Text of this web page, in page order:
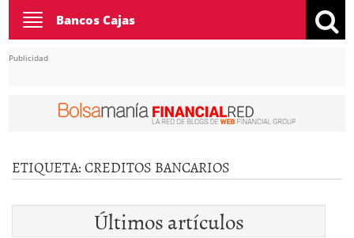
Toggle
navigation
Bancos Cajas
Publicidad
ETIQUETA:CREDITOS BANCARIOS
Últimos artículos